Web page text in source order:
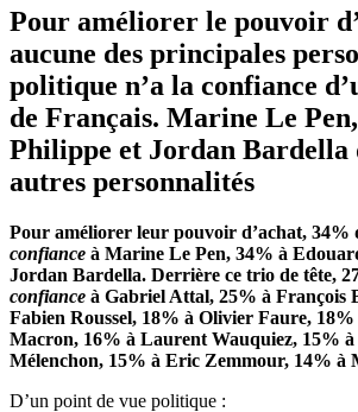
Pour améliorer le pouvoir
aucune des principales
politique n’a la confiance
de Français. Marine Le
Philippe et Jordan Bardella
autres personnalités
Pour améliorer leur pouvoir d’achat, 34%
confiance à Marine Le Pen, 34% à
Jordan Bardella. Derrière ce trio de tête,
confiance à Gabriel Attal, 25% à François
Fabien Roussel, 18% à Olivier Faure,
Macron, 16% à Laurent Wauquiez, 15%
Mélenchon, 15% à Eric Zemmour, 14% à
D’un point de vue politique :